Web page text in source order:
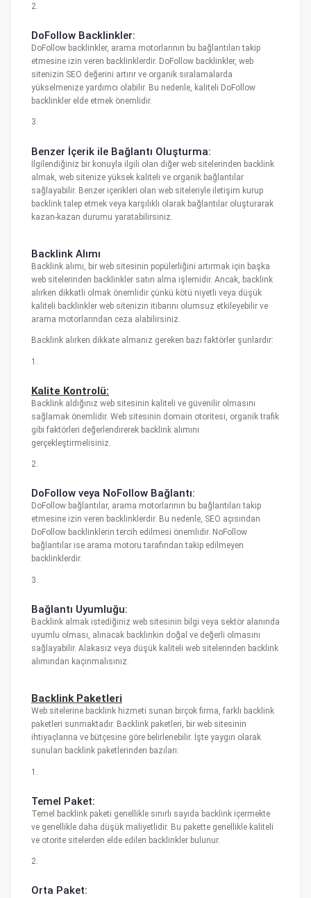
2.
DoFollow Backlinkler:
DoFollow backlinkler, arama motorlarının bu bağlantıları takip
etmesine izin veren backlinklerdir. DoFollow backlinkler, web
sitenizin SEO değerini artırır ve organik sıralamalarda
yükselmenize yardımcı olabilir. Bu nedenle, kaliteli DoFollow
backlinkler elde etmek önemlidir.
3.
Benzer İçerik ile Bağlantı Oluşturma:
İlgilendiğiniz bir konuyla ilgili olan diğer web sitelerinden backlink
almak, web sitenize yüksek kaliteli ve organik bağlantılar
sağlayabilir. Benzer içerikleri olan web siteleriyle iletişim kurup
backlink talep etmek veya karşılıklı olarak bağlantılar oluşturarak
kazan-kazan durumu yaratabilirsiniz.
Backlink Alımı
Backlink alımı, bir web sitesinin popülerliğini artırmak için başka
web sitelerinden backlinkler satın alma işlemidir. Ancak, backlink
alırken dikkatli olmak önemlidir çünkü kötü niyetli veya düşük
kaliteli backlinkler web sitenizin itibarını olumsuz etkileyebilir ve
arama motorlarından ceza alabilirsiniz.
Backlink alırken dikkate almanız gereken bazı faktörler şunlardır:
1.
Kalite Kontrolü:
Backlink aldığınız web sitesinin kaliteli ve güvenilir olmasını
sağlamak önemlidir. Web sitesinin domain otoritesi, organik trafik
gibi faktörleri değerlendirerek backlink alımını
gerçekleştirmelisiniz.
2.
DoFollow veya NoFollow Bağlantı:
DoFollow bağlantılar, arama motorlarının bu bağlantıları takip
etmesine izin veren backlinklerdir. Bu nedenle, SEO açısından
DoFollow backlinklerin tercih edilmesi önemlidir. NoFollow
bağlantılar ise arama motoru tarafından takip edilmeyen
backlinklerdir.
3.
Bağlantı Uyumluğu:
Backlink almak istediğiniz web sitesinin bilgi veya sektör alanında
uyumlu olması, alınacak backlinkin doğal ve değerli olmasını
sağlayabilir. Alakasız veya düşük kaliteli web sitelerinden backlink
alımından kaçınmalısınız.
Backlink Paketleri
Web sitelerine backlink hizmeti sunan birçok firma, farklı backlink
paketleri sunmaktadır. Backlink paketleri, bir web sitesinin
ihtiyaçlarına ve bütçesine göre belirlenebilir. İşte yaygın olarak
sunulan backlink paketlerinden bazıları:
1.
Temel Paket:
Temel backlink paketi genellikle sınırlı sayıda backlink içermekte
ve genellikle daha düşük maliyetlidir. Bu pakette genellikle kaliteli
ve otorite sitelerden elde edilen backlinkler bulunur.
2.
Orta Paket: